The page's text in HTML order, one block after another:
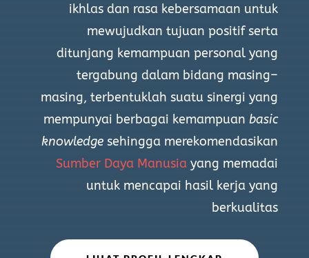
ikhlas dan rasa kebersamaan untuk
mewujudkan tujuan positif serta
ditunjang kemampuan personal yang
tergabung dalam bidang masing–
masing, terbentuklah suatu sinergi yang
mempunyai berbagai kemampuanbasic
knowledge sehingga merekomendasikan
Sumber Daya Manusia yang memadai
untuk mencapai hasil kerja yang
berkualitas